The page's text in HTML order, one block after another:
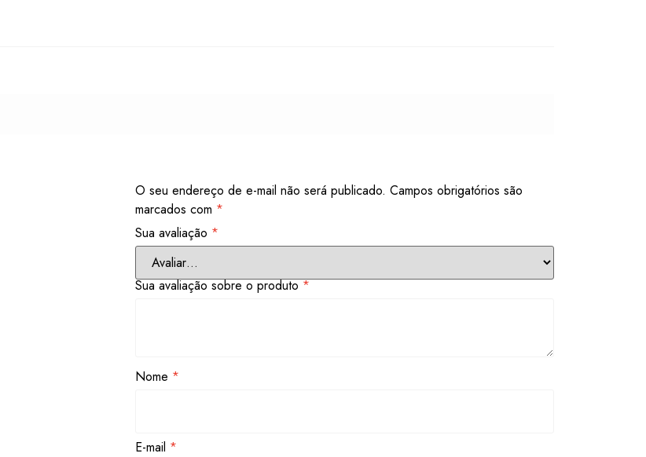
O seu endereço de e-mail não será publicado. Campos obrigatórios são
marcados com *
Sua avaliação *
Sua avaliação sobre o produto*
Nome *
E-mail *